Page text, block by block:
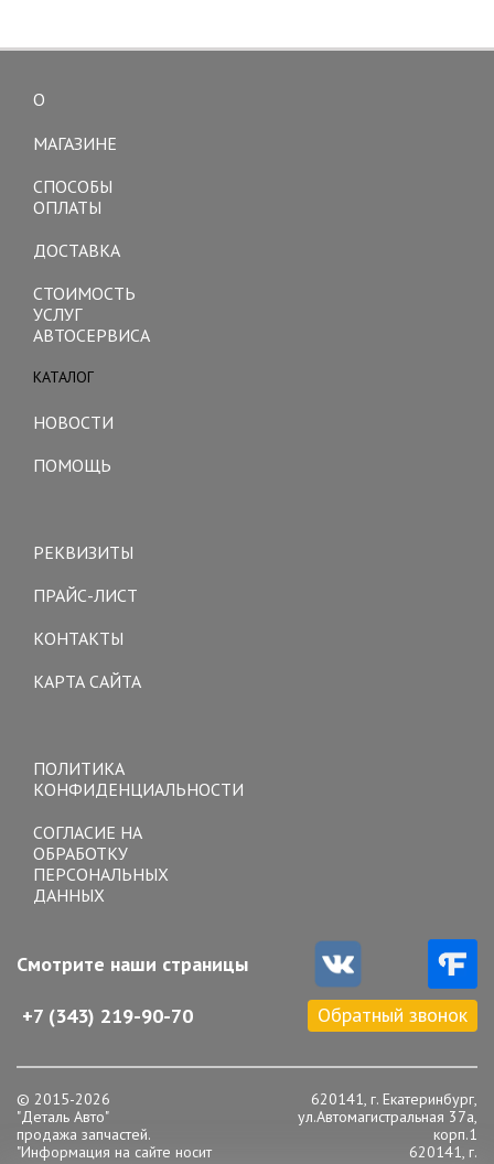
О
МАГАЗИНЕ
СПОСОБЫ
ОПЛАТЫ
ДОСТАВКА
СТОИМОСТЬ
УСЛУГ
АВТОСЕРВИСА
КАТАЛОГ
НОВОСТИ
ПОМОЩЬ
РЕКВИЗИТЫ
ПРАЙС-ЛИСТ
КОНТАКТЫ
КАРТА САЙТА
ПОЛИТИКА
КОНФИДЕНЦИАЛЬНОСТИ
СОГЛАСИЕ НА
ОБРАБОТКУ
ПЕРСОНАЛЬНЫХ
ДАННЫХ
Смотрите наши страницы
+7 (343) 219-90-70 Обратный звонок
© 2015-2026
"Деталь Авто"
продажа запчастей.
"Информация на сайте носит
620141, г. Екатеринбург,
ул.Автомагистральная 37а,
корп.1
620141, г.